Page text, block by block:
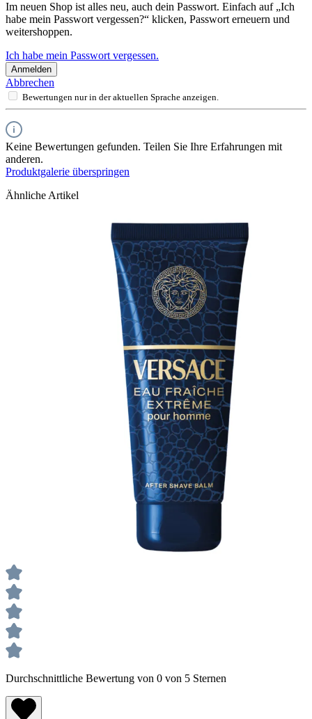
Im neuen Shop ist alles neu, auch dein Passwort. Einfach auf „Ich
habe mein Passwort vergessen?“ klicken, Passwort erneuern und
weitershoppen.
Ich habe mein Passwort vergessen.
Anmelden
Abbrechen
Bewertungen nur in der aktuellen Sprache anzeigen.
Keine Bewertungen gefunden. Teilen Sie Ihre Erfahrungen mit
anderen.
Produktgalerie überspringen
Ähnliche Artikel
Durchschnittliche Bewertung von 0 von 5 Sternen